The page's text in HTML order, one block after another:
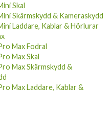
Skal
Skärmskydd & Kameraskydd
Laddare, Kablar & Hörlurar
Max Fodral
Max Skal
Max Skärmskydd &
Max Laddare, Kablar &